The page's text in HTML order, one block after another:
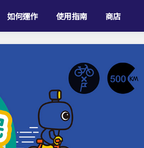
如何運作 使用指南 商店